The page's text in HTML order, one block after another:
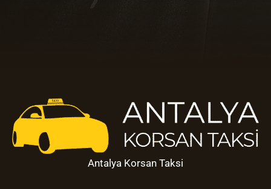
Antalya Korsan Taksi